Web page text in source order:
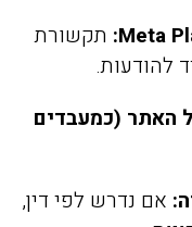
Meta תקשורת
להודעות.
האתר (כמעבדים
אם נדרש לפי דין,